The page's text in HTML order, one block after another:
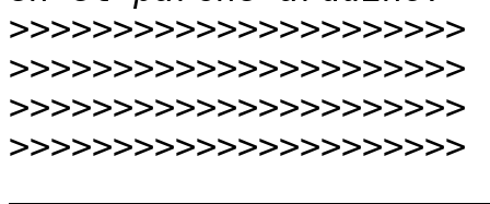
>>>>>>>>>>>>>>>>>>>>>>
>>>>>>>>>>>>>>>>>>>>>>
>>>>>>>>>>>>>>>>>>>>>>
>>>>>>>>>>>>>>>>>>>>>>